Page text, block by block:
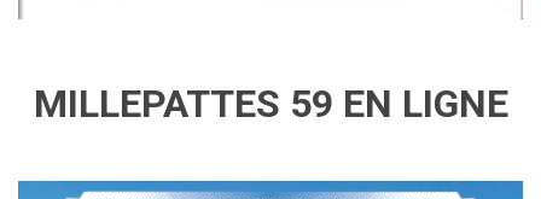
MILLEPATTES 59 EN LIGNE